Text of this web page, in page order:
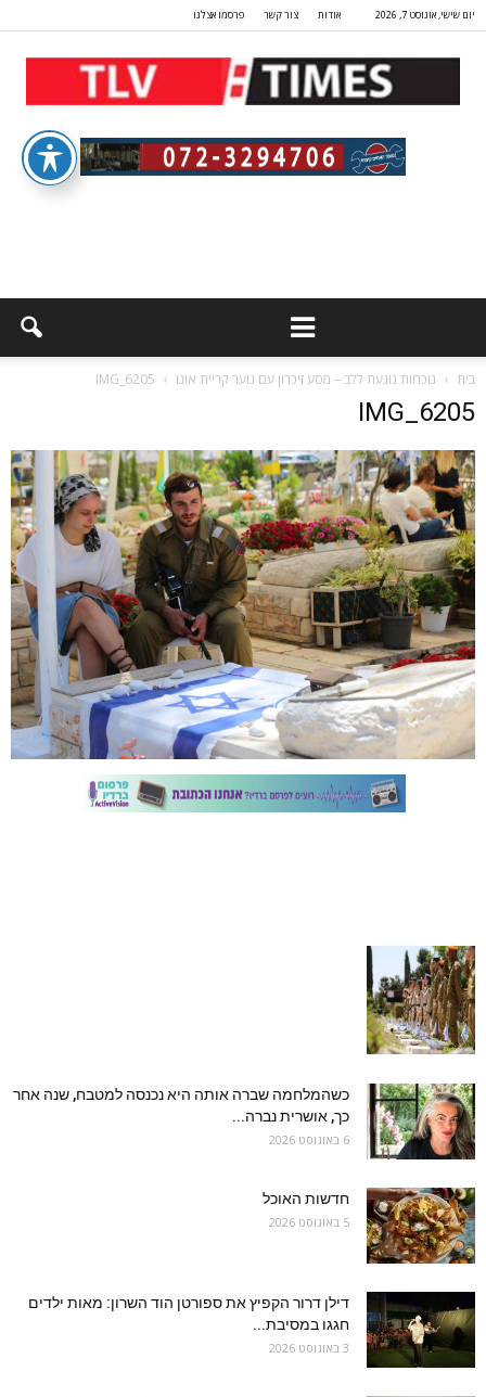
יום שישי, אוגוסט 7, 2026 אודות צור קשר פרסמו אצלנו
בית נוכחות נוגעת ללב – מסע זיכרון עם נוער קריית אונו IMG_6205
IMG_6205
כשהמלחמה שברה אותה היא נכנסה למטבח, שנה אחר
כך, אושרית נברה...
6 באוגוסט 2026
חדשות האוכל
5 באוגוסט 2026
דילן דרור הקפיץ את ספורטן הוד השרון: מאות ילדים
חגגו במסיבת...
3 באוגוסט 2026